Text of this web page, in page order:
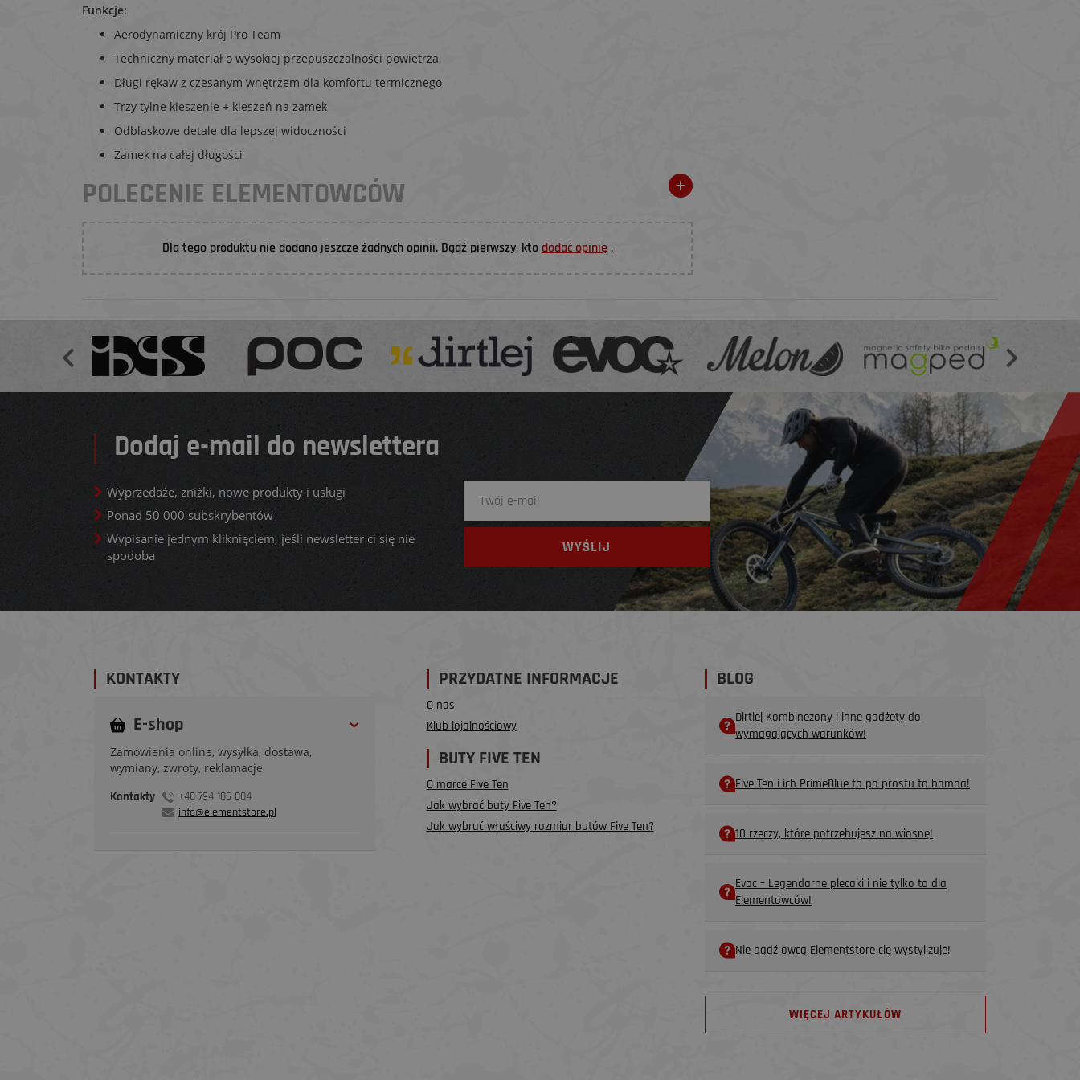
Funkcje:
Aerodynamiczny krój Pro Team
Techniczny materiał o wysokiej przepuszczalności powietrza
Długi rękaw z czesanym wnętrzem dla komfortu termicznego
Trzy tylne kieszenie + kieszeń na zamek
Odblaskowe detale dla lepszej widoczności
Zamek na całej długości
POLECENIE ELEMENTOWCÓW
Dla tego produktu nie dodano jeszcze żadnych opinii. Bądź pierwszy, kto dodać opinię .
Dodaj e-mail do newslettera
Wyprzedaże, zniżki, nowe produkty i usługi
Ponad 50 000 subskrybentów
Wypisanie jednym kliknięciem, jeśli newsletter ci się nie
spodoba
KONTAKTY
E-shop
Zamówienia online, wysyłka, dostawa,
wymiany, zwroty, reklamacje
Kontakty
+48 794 186 804
info@elementstore.pl
PRZYDATNE INFORMACJE
O nas
Klub lojalnościowy
BUTY FIVE TEN
O marce Five Ten
Jak wybrać buty Five Ten?
Jak wybrać właściwy rozmiar butów Five Ten?
BLOG
Dirtlej Kombinezony i inne gadżety do
wymagających warunków!
Five Ten i ich PrimeBlue to po prostu to bomba!
10 rzeczy, które potrzebujesz na wiosnę!
Evoc – Legendarne plecaki i nie tylko to dla
Elementowców!
Nie bądź owcą Elementstore cię wystylizuje!
WIĘCEJ ARTYKUŁÓW